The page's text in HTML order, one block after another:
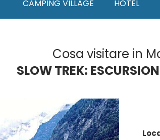
CAMPING VILLAGE HOTEL
Cosa visitare in
SLOW TREK: